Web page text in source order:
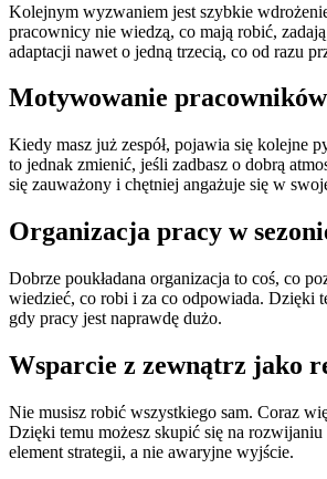
Kolejnym wyzwaniem jest szybkie
pracownicy nie wiedzą, co mają robić,
adaptacji nawet o jedną trzecią, co od razu
Motywowanie
Kiedy masz już zespół, pojawia się kolejne
to jednak zmienić, jeśli zadbasz o dobrą
się zauważony i chętniej angażuje się w
Organizacja pracy w
Dobrze poukładana organizacja to coś, co
wiedzieć, co robi i za co odpowiada. Dzięki
gdy pracy jest naprawdę dużo.
Wsparcie z zewnątrz jako
Nie musisz robić wszystkiego sam. Coraz
Dzięki temu możesz skupić się na
element strategii, a nie awaryjne wyjście.